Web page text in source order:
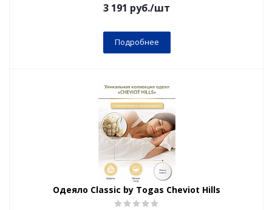
3 191 руб./шт
Подробнее
Одеяло Classic by Togas Cheviot Hills